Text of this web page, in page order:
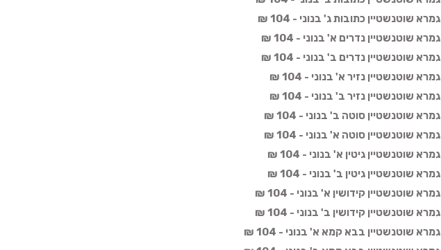
גמרא שוטנשטיין כתובות ג' בנוני - 104 ₪
גמרא שוטנשטיין נדרים א' בנוני - 104 ₪
גמרא שוטנשטיין נדרים ב' בנוני - 104 ₪
גמרא שוטנשטיין נזיר א' בנוני - 104 ₪
גמרא שוטנשטיין נזיר ב' בנוני - 104 ₪
גמרא שוטנשטיין סוטה ב' בנוני - 104 ₪
גמרא שוטנשטיין סוטה א' בנוני - 104 ₪
גמרא שוטנשטיין גיטין א' בנוני - 104 ₪
גמרא שוטנשטיין גיטין ב' בנוני - 104 ₪
גמרא שוטנשטיין קידושין א' בנוני - 104 ₪
גמרא שוטנשטיין קידושין ב' בנוני - 104 ₪
גמרא שוטנשטיין בבא קמא א' בנוני - 104 ₪